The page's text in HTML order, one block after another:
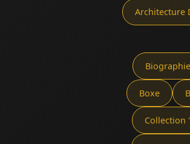
Architecture
Boxe
Collection